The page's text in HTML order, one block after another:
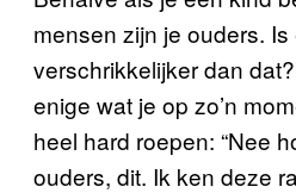
mensen zijn je ouders. Is
verschrikkelijker dan
enige wat je op zo’n
heel hard roepen: “Nee
ouders, dit. Ik ken deze